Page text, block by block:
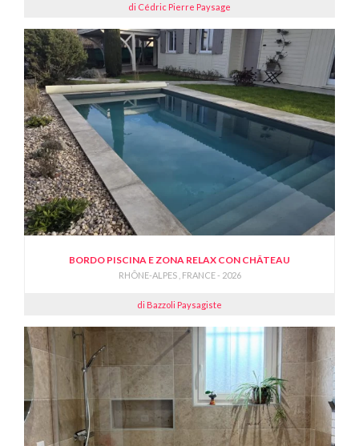
di Cédric Pierre Paysage
BORDO PISCINA E ZONA RELAX CON CHÂTEAU
RHÔNE-ALPES , FRANCE - 2026
di Bazzoli Paysagiste